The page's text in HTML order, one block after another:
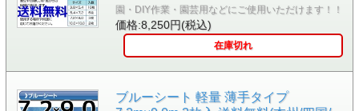
園・DIY作業・園芸用などにご使用いただけます！！
価格:8,250円(税込)
在庫切れ
ブルーシート 軽量 薄手タイプ